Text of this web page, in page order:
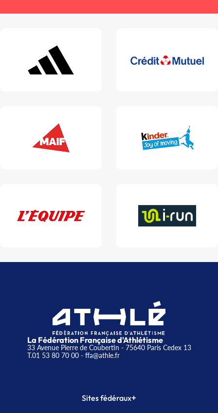
La Fédération Française d'Athlétisme
33 Avenue Pierre de Coubertin - 75640 Paris Cedex 13
T.01 53 80 70 00- ffa@athle.fr
Sites fédéraux+